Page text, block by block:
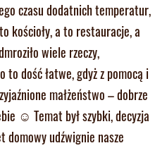
czasu dodatnich temperatur,
kościoły, a to restauracje, a
wiele rzeczy,
to dość łatwe, gdyż z pomocą i
małżeństwo – dobrze
☺ Temat był szybki, decyzja
domowy udźwignie nasze